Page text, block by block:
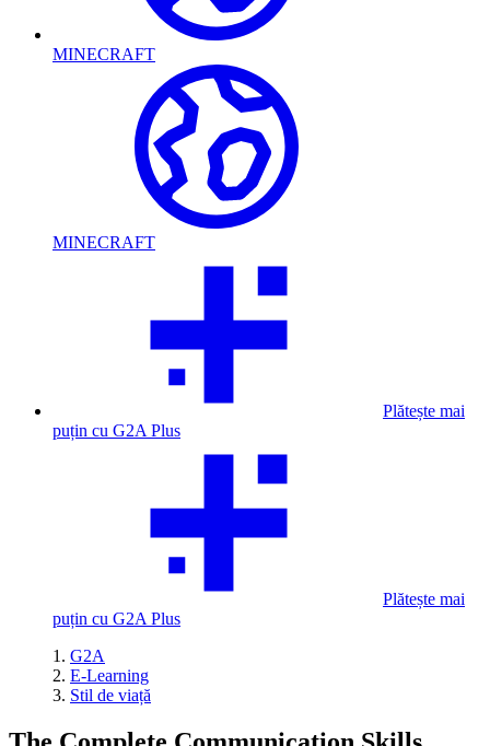
MINECRAFT
MINECRAFT
Plătește mai
puțin cu G2A Plus
Plătește mai
puțin cu G2A Plus
G2A
E-Learning
Stil de viață